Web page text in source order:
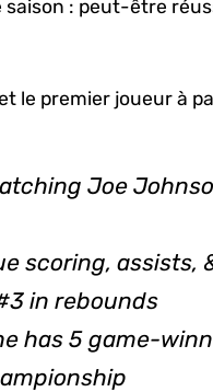
saison : peut-être
le premier joueur à
Joe
scoring, assists,
in rebounds
has 5 game-